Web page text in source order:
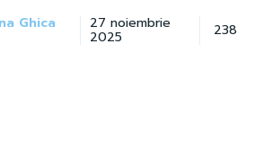
Ghica 27 noiembrie
2025 238